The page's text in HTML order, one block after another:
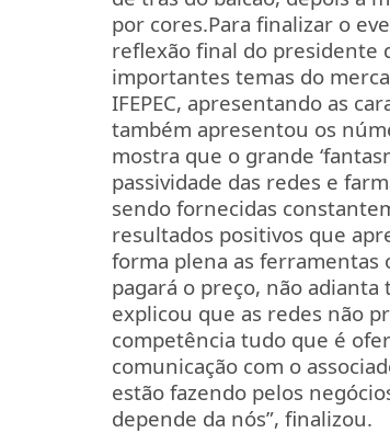
por cores.Para finalizar o
reflexão final do presidente
importantes temas do
IFEPEC, apresentando as
também apresentou os
mostra que o grande
passividade das redes e
sendo fornecidas
resultados positivos que
forma plena as ferramentas
pagará o preço, não
explicou que as redes não
competência tudo que é
comunicação com o
estão fazendo pelos
depende da nós”, finalizou.